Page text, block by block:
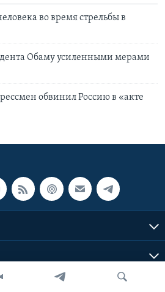
во время стрельбы в
Обаму усиленными мерами
обвинил Россию в «акте